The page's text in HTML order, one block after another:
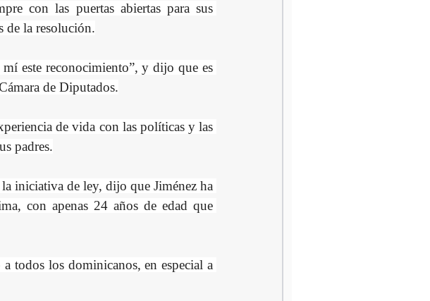
con las puertas abiertas para sus
de la resolución.
este reconocimiento”, y dijo que es
de Diputados.
de vida con las políticas y las
padres.
iniciativa de ley, dijo que Jiménez ha
con apenas 24 años de edad que
todos los dominicanos, en especial a